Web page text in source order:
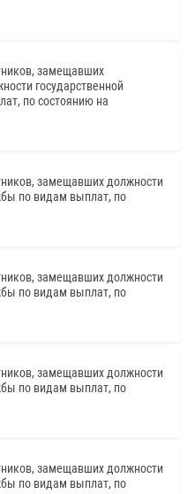
замещавших
государственной
по состоянию на
замещавших должности
по видам выплат, по
замещавших должности
по видам выплат, по
замещавших должности
по видам выплат, по
замещавших должности
по видам выплат, по